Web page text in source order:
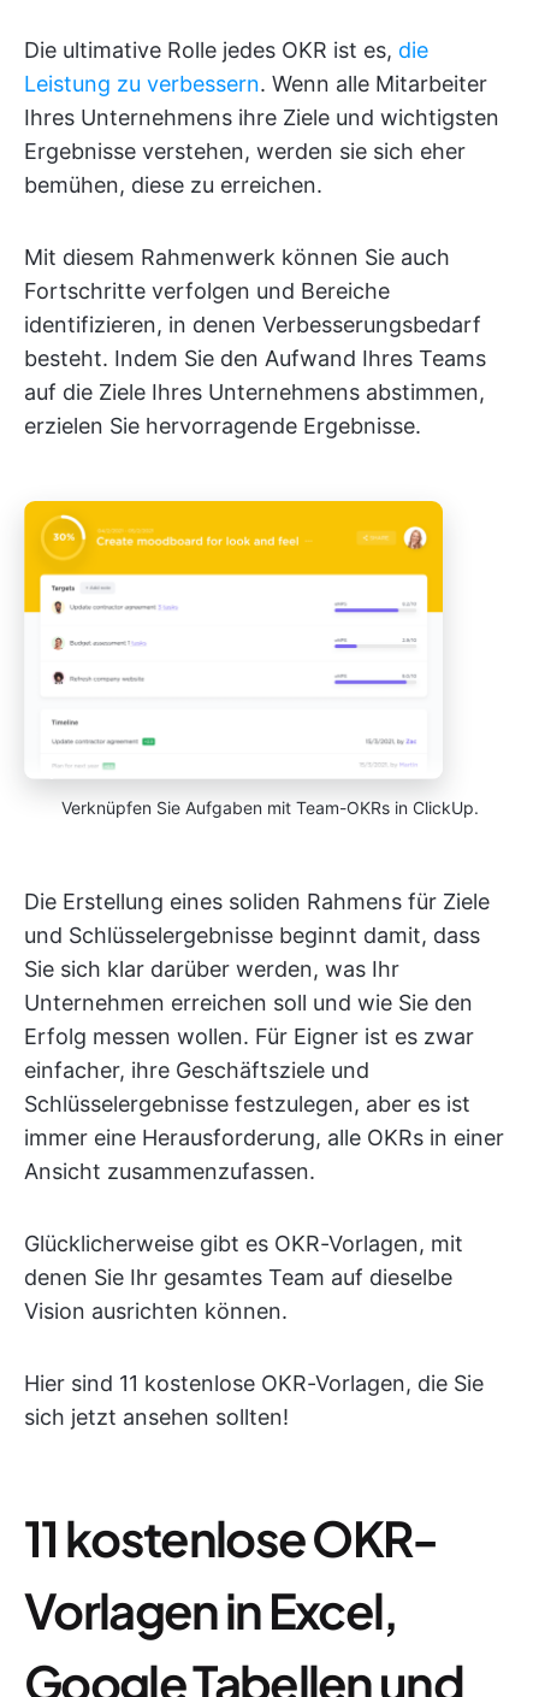
Die ultimative Rolle jedes OKR ist es, die
Leistung zu verbessern. Wenn alle Mitarbeiter
Ihres Unternehmens ihre Ziele und wichtigsten
Ergebnisse verstehen, werden sie sich eher
bemühen, diese zu erreichen.
Mit diesem Rahmenwerk können Sie auch
Fortschritte verfolgen und Bereiche
identifizieren, in denen Verbesserungsbedarf
besteht. Indem Sie den Aufwand Ihres Teams
auf die Ziele Ihres Unternehmens abstimmen,
erzielen Sie hervorragende Ergebnisse.
Verknüpfen Sie Aufgaben mit Team-OKRs in ClickUp.
Die Erstellung eines soliden Rahmens für Ziele
und Schlüsselergebnisse beginnt damit, dass
Sie sich klar darüber werden, was Ihr
Unternehmen erreichen soll und wie Sie den
Erfolg messen wollen. Für Eigner ist es zwar
einfacher, ihre Geschäftsziele und
Schlüsselergebnisse festzulegen, aber es ist
immer eine Herausforderung, alle OKRs in einer
Ansicht zusammenzufassen.
Glücklicherweise gibt es OKR-Vorlagen, mit
denen Sie Ihr gesamtes Team auf dieselbe
Vision ausrichten können.
Hier sind 11 kostenlose OKR-Vorlagen, die Sie
sich jetzt ansehen sollten!
11 kostenlose OKR-
Vorlagen in Excel,
Google Tabellen und